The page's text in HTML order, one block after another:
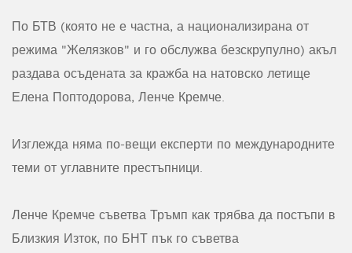
По БТВ (която не е частна, а национализирана от
режима "Желязков" и го обслужва безскрупулно) акъл
раздава осъдената за кражба на натовско летище
Елена Поптодорова, Ленче Кремче.
Изглежда няма по-вещи експерти по международните
теми от углавните престъпници.
Ленче Кремче съветва Тръмп как трябва да постъпи в
Близкия Изток, по БНТ пък го съветва